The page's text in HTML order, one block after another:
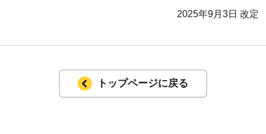
2025年9月3日 改定
トップページに戻る